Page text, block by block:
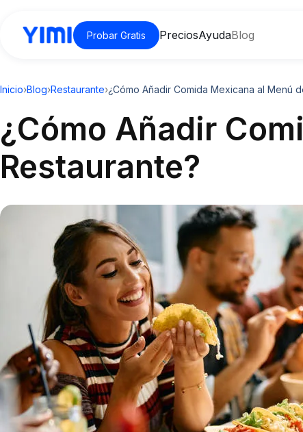
Probar Gratis PreciosAyudaBlog
Inicio›Blog›Restaurante›¿Cómo Añadir Comida Mexicana al Menú
¿Cómo Añadir
Restaurante?